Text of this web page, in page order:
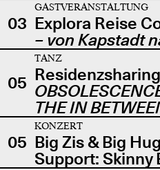
03
GASTVERANSTALTUNG
Explora Reise
– von Kapstadt
05
TANZ
THE IN
05
KONZERT
Big Zis & Big
Support: Skinny